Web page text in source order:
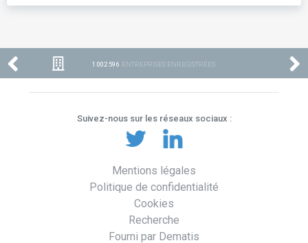
1 002 596 ENTREPRISES ENREGISTRÉES
Suivez-nous sur les réseaux sociaux :
Mentions légales
Politique de confidentialité
Cookies
Recherche
Fourni par Dematis